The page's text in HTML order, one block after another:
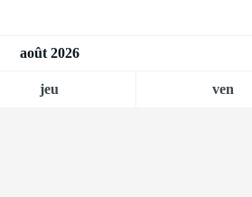
août 2026
jeu ven